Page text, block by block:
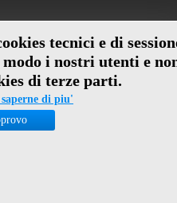
tecnici e di
i nostri utenti e
di terze parti.
di piu'